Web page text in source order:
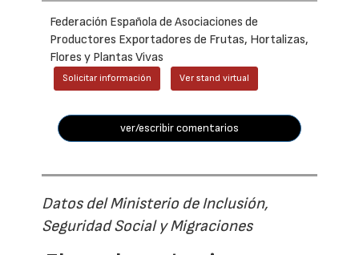
Federación Española de Asociaciones de
Productores Exportadores de Frutas, Hortalizas,
Flores y Plantas Vivas
Solicitar información Ver stand virtual
ver/escribir comentarios
Datos del Ministerio de Inclusión,
Seguridad Social y Migraciones